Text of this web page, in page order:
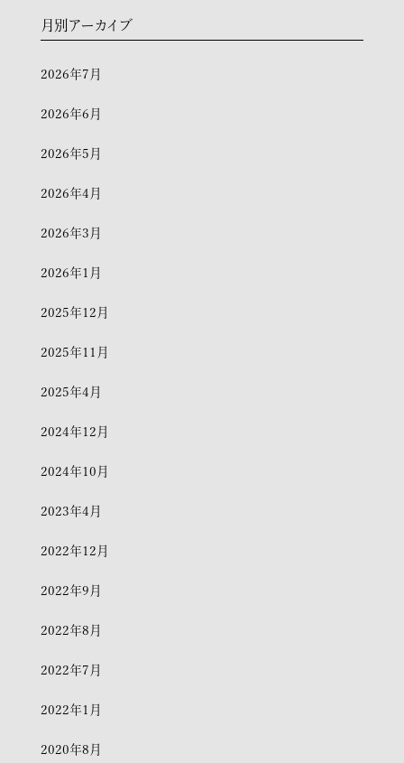
月別アーカイブ
2026年7月
2026年6月
2026年5月
2026年4月
2026年3月
2026年1月
2025年12月
2025年11月
2025年4月
2024年12月
2024年10月
2023年4月
2022年12月
2022年9月
2022年8月
2022年7月
2022年1月
2020年8月